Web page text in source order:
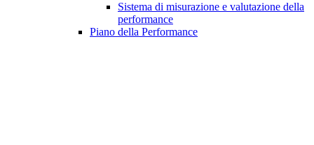
Sistema di misurazione e valutazione della
performance
Piano della Performance